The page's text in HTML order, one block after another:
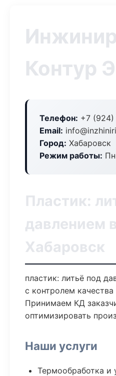
Контур
Телефон: +7 (924)
Email:
Город: Хабаровск
Режим работы:
Пластик:
давлением в
Хабаровск
пластик: литьё под
с контролем
Принимаем КД
оптимизировать
Наши услуги
Термообработка и